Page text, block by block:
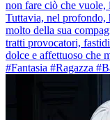
non fare ciò che vuole,
Tuttavia, nel profondo,
molto della sua
tratti provocatori,
dolce e affettuoso che
#Fantasia #Ragazza